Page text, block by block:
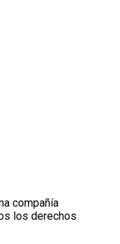
compañía
los derechos